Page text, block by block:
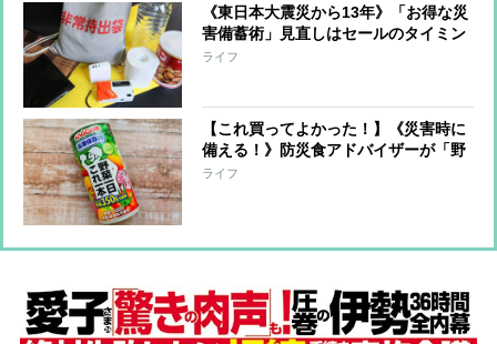
《東日本大震災から13年》「お得な災
害備蓄術」見直しはセールのタイミン
グをルーティーンに！節約アドバイザ
ライフ
【これ買ってよかった！】《災害時に
備える！》防災食アドバイザーが「野
菜ジュース缶」を今すぐ常備すべしと
ライフ